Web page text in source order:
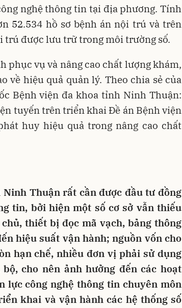
nghệ thông tin tại địa phương. Tính
52.534 hồ sơ bệnh án nội trú và trên
trú được lưu trữ trong môi trường số.
phục vụ và nâng cao chất lượng khám,
về hiệu quả quản lý. Theo chia sẻ của
Bệnh viện đa khoa tỉnh Ninh Thuận:
tuyến trên triển khai Đề án Bệnh viện
huy hiệu quả trong nâng cao chất
Thuận rất cần được đầu tư đồng
tin, bởi hiện một số cơ sở vẫn thiếu
thiết bị đọc mã vạch, bảng thông
hiệu suất vận hành; nguồn vốn cho
hạn chế, nhiều đơn vị phải sử dụng
cho nên ảnh hưởng đến các hoạt
lực công nghệ thông tin chuyên môn
khai và vận hành các hệ thống số